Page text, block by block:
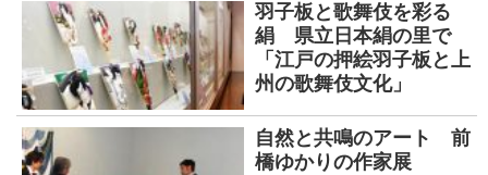
羽子板と歌舞伎を彩る
絹 県立日本絹の里で
「江戸の押絵羽子板と上
州の歌舞伎文化」
自然と共鳴のアート 前
橋ゆかりの作家展